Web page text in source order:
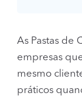
As Pastas de
empresas
mesmo
práticos